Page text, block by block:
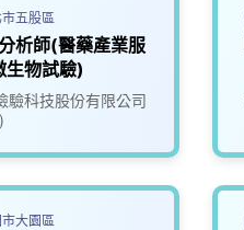
五股區
析師(醫藥產業服
生物試驗)
驗科技股份有限公司
大園區